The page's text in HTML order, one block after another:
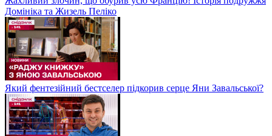
Домініка та Жизель Пеліко
Який фентезійний бестселер підкорив серце Яни Завальської?